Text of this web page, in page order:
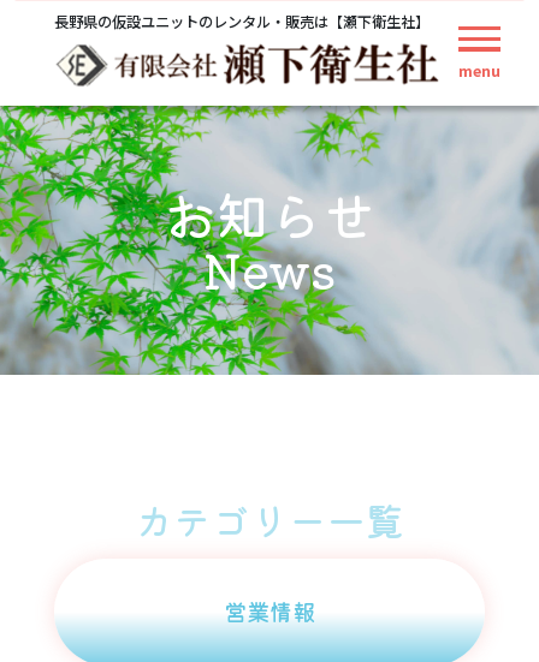
長野県の仮設ユニットのレンタル・販売は【瀬下衛生社】
お知らせ
News
カテゴリー一覧
営業情報
menu